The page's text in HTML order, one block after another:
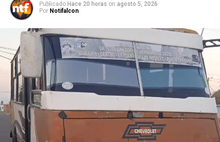
Publicado Hace 20 horas on agosto 5, 2026
Por Notifalcon